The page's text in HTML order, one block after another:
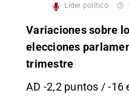
Líder político
Variaciones sobre
elecciones
trimestre
AD -2,2 puntos / -16